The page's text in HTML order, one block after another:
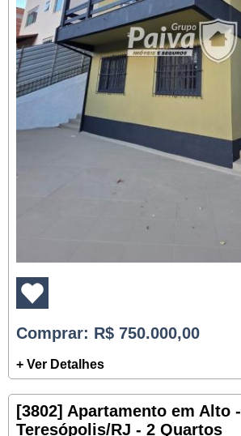
Comprar: R$ 750.000,00
+ Ver Detalhes
[3802] Apartamento em Alto -
Teresópolis/RJ - 2 Quartos